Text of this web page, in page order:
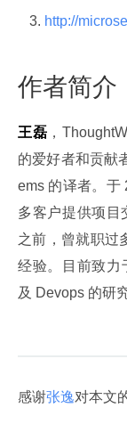
http://
作者简介
王磊 ，
的爱好者和贡献
ems 的译者。于
多客户提供项目
之前，曾就职过
经验。目前致力
及 Devops 的研
感谢张逸对本文